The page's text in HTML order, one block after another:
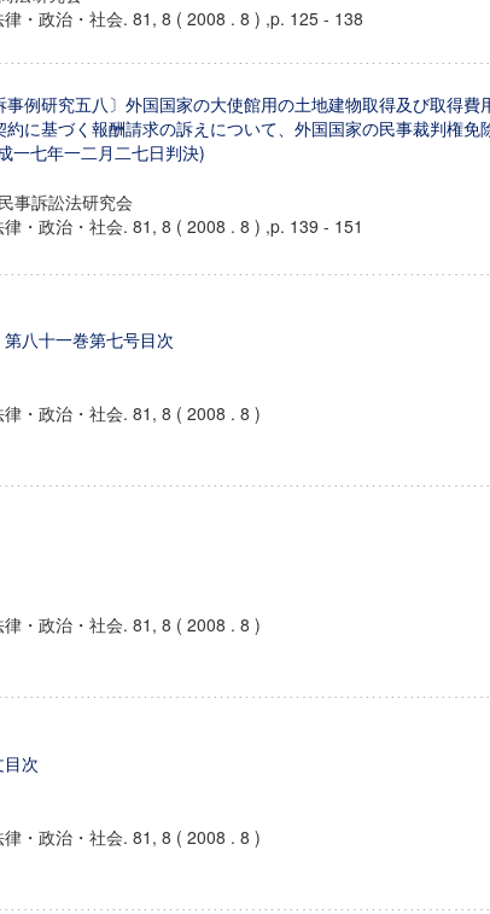
センター
拠点
・政治・社会. 81, 8 ( 2008 . 8 ) ,p. 125 - 138
事例研究五八〕外国国家の大使館用の土地建物取得及び取得費
約に基づく報酬請求の訴えについて、外国国家の民事裁判権免
一七年一二月二七日判決)
事訴訟法研究会
・政治・社会. 81, 8 ( 2008 . 8 ) ,p. 139 - 151
八十一巻第七号目次
・政治・社会. 81, 8 ( 2008 . 8 )
・政治・社会. 81, 8 ( 2008 . 8 )
次
・政治・社会. 81, 8 ( 2008 . 8 )